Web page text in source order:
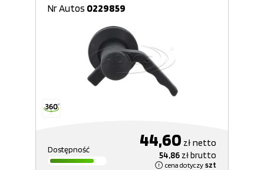
Nr Autos 0229859
Dostępność 44,60 złnetto
54,86 złbrutto
cena dotyczy szt